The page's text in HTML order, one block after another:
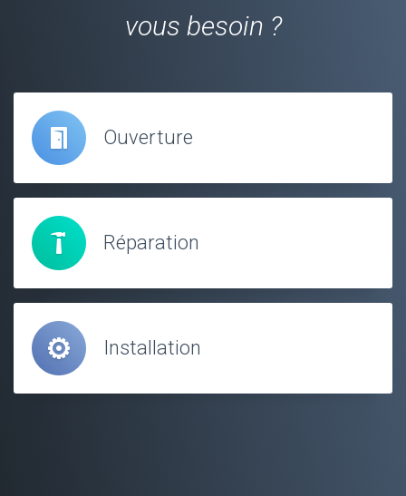
vous besoin ?
Ouverture
Réparation
Installation